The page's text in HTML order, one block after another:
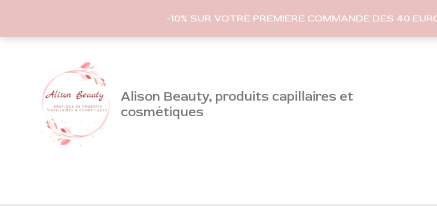
-10% SUR VOTRE PREMIERE COMMANDE DES 40
Alison Beauty, produits capillaires et
cosmétiques